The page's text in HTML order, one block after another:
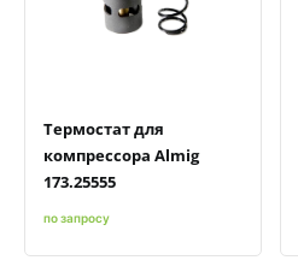
Быстрый просмотрДобавить к сравнению
Добавить в избранное
Термостат для
компрессора Almig
173.25555
по запросу